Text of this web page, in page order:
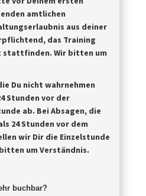
amtlichen
aus deiner
das Training
stattfinden. Wir bitten um
Du nicht wahrnehmen
Stunden vor der
ab. Bei Absagen, die
24 Stunden vor dem
wir Dir die Einzelstunde
um Verständnis.
buchbar?